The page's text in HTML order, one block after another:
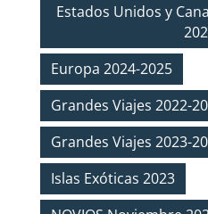
Estados Unidos y
Europa 2024-2025
Grandes Viajes 2022-
Grandes Viajes 2023-
Islas Exóticas 2023